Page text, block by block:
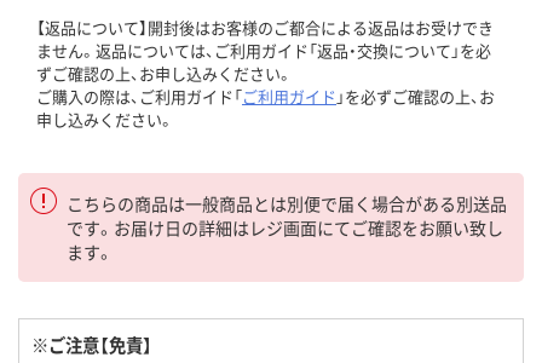
【返品について】開封後はお客様のご都合による返品はお受けでき
ません。返品については、ご利用ガイド「返品・交換について」を必
ずご確認の上、お申し込みください。
ご購入の際は、ご利用ガイド「ご利用ガイド 」を必ずご確認の上、お
申し込みください。
こちらの商品は一般商品とは別便で届く場合がある別送品
です。お届け日の詳細はレジ画面にてご確認をお願い致し
ます。
※ご注意【免責】